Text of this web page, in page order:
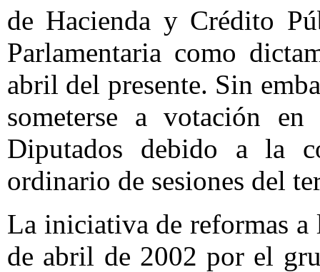
de Hacienda y Crédito
Parlamentaria como
abril del presente. Sin
someterse a votación
Diputados debido a la
ordinario de sesiones del
La iniciativa de reformas a
de abril de 2002 por el